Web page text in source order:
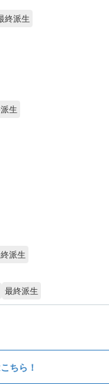
終派生
生
派生
最終派生
ちら！